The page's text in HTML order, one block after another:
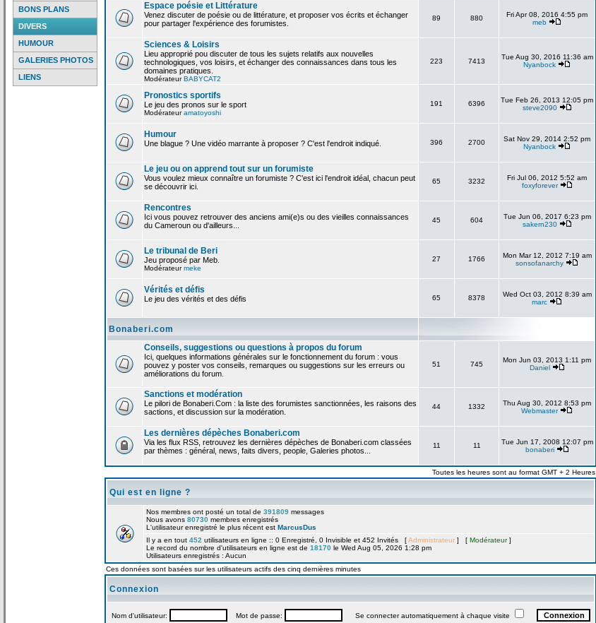
BONS PLANS
DIVERS
HUMOUR
GALERIES PHOTOS
LIENS
Espace poésie et Littérature
Venez discuter de poésie ou de littérature, et proposer vos écrits et échanger
pour partager l'expérience des forumistes.
89 880
Fri Apr 08, 2016 4:55 pm
meb
Sciences & Loisirs
Lieu approprié pou discuter de tous les sujets relatifs aux nouvelles
technologiques, vos loisirs, et échanger des connaissances dans tous les
domaines pratiques.
ModérateurBABYCAT2
223 7413
Tue Aug 30, 2016 11:36 am
Nyanbock
Pronostics sportifs
Le jeu des pronos sur le sport
Modérateuramatoyoshi
191 6396
Tue Feb 26, 2013 12:05 pm
steve2090
Humour
Une blague ? Une vidéo marrante à proposer ? C'est l'endroit indiqué. 396 2700
Sat Nov 29, 2014 2:52 pm
Nyanbock
Le jeu ou on apprend tout sur un forumiste
Vous voulez mieux connaître un forumiste ? C'est ici l'endroit idéal, chacun peut
se découvrir ici.
65 3232
Fri Jul 06, 2012 5:52 am
foxyforever
Rencontres
Ici vous pouvez retrouver des anciens ami(e)s ou des vieilles connaissances
du Cameroun ou d'ailleurs...
45 604
Tue Jun 06, 2017 6:23 pm
sakern230
Le tribunal de Beri
Jeu proposé par Meb.
Modérateurmeke
27 1766
Mon Mar 12, 2012 7:19 am
sonsofanarchy
Vérités et défis
Le jeu des vérités et des défis 65 8378
Wed Oct 03, 2012 8:39 am
marc
Bonaberi.com
Conseils, suggestions ou questions à propos du forum
Ici, quelques informations générales sur le fonctionnement du forum : vous
pouvez y poster vos conseils, remarques ou suggestions sur les erreurs ou
améliorations du forum.
51 745
Mon Jun 03, 2013 1:11 pm
Daniel
Sanctions et modération
Le pilori de Bonaberi.Com : la liste des forumistes sanctionnées, les raisons des
sactions, et discussion sur la modération.
44 1332
Thu Aug 30, 2012 8:53 pm
Webmaster
Les dernières dépèches Bonaberi.com
Via les flux RSS, retrouvez les dernières dépèches de Bonaberi.com classées
par thèmes : général, news, faits divers, people, Galeries photos...
11 11
Tue Jun 17, 2008 12:07 pm
bonaberi
Toutes les heures sont au format GMT + 2 Heures
Qui est en ligne ?
Nos membres ont posté un total de 391809 messages
Nous avons 80730 membres enregistrés
L'utilisateur enregistré le plus récent est MarcusDus
Il y a en tout 452 utilisateurs en ligne :: 0 Enregistré, 0 Invisible et 452 Invités [Administrateur ] [ Modérateur]
Le record du nombre d'utilisateurs en ligne est de 18170 le Wed Aug 05, 2026 1:28 pm
Utilisateurs enregistrés : Aucun
Ces données sont basées sur les utilisateurs actifs des cinq dernières minutes
Connexion
Nom d'utilisateur: Mot de passe: Se connecter automatiquement à chaque visite